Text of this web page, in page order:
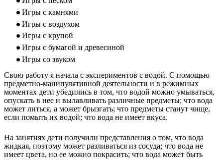
Игры с камнями
Игры с воздухом
Игры с крупой
Игры с бумагой и древесиной
Игры со звуком
Свою работу я начала с экспериментов с водой. С помощью
предметно-манипулятивной деятельности и в режимных
моментах дети убедились в том, что водой можно умываться,
опускать в нее и вылавливать различные предметы; что вода
может литься, а может брызгать; что предметы станут чище,
если помыть их водой; что вода не имеет вкуса.
На занятиях дети получили представления о том, что вода
жидкая, поэтому может разливаться из сосуда; что вода не
имеет цвета, но ее можно покрасить; что вода может быть